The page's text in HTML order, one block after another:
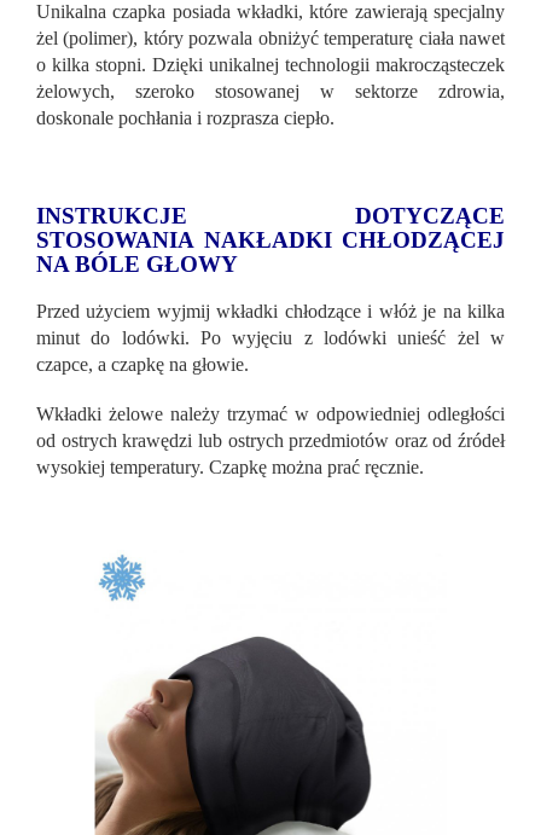
Unikalna czapka posiada wkładki, które zawierają specjalny
żel (polimer), który pozwala obniżyć temperaturę ciała nawet
o kilka stopni. Dzięki unikalnej technologii makrocząsteczek
żelowych, szeroko stosowanej w sektorze zdrowia,
doskonale pochłania i rozprasza ciepło.
INSTRUKCJE DOTYCZĄCE
STOSOWANIA NAKŁADKI CHŁODZĄCEJ
NA BÓLE GŁOWY
Przed użyciem wyjmij wkładki chłodzące i włóż je na kilka
minut do lodówki. Po wyjęciu z lodówki unieść żel w
czapce, a czapkę na głowie.
Wkładki żelowe należy trzymać w odpowiedniej odległości
od ostrych krawędzi lub ostrych przedmiotów oraz od źródeł
wysokiej temperatury. Czapkę można prać ręcznie.